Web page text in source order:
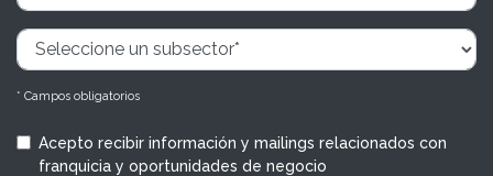
* Campos obligatorios
Acepto recibir información y mailings relacionados con
franquicia y oportunidades de negocio